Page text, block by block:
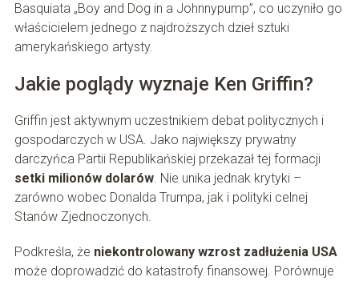
Basquiata „Boy and Dog in a Johnnypump”, co uczyniło go
właścicielem jednego z najdroższych dzieł sztuki
amerykańskiego artysty.
Jakie poglądy wyznaje Ken Griffin?
Griffin jest aktywnym uczestnikiem debat politycznych i
gospodarczych w USA. Jako największy prywatny
darczyńca Partii Republikańskiej przekazał tej formacji
setki milionów dolarów. Nie unika jednak krytyki –
zarówno wobec Donalda Trumpa, jak i polityki celnej
Stanów Zjednoczonych.
Podkreśla, że niekontrolowany wzrost zadłużenia USA
może doprowadzić do katastrofy finansowej. Porównuje